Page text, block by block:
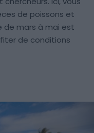
de poissons et
de mars à mai est
de conditions